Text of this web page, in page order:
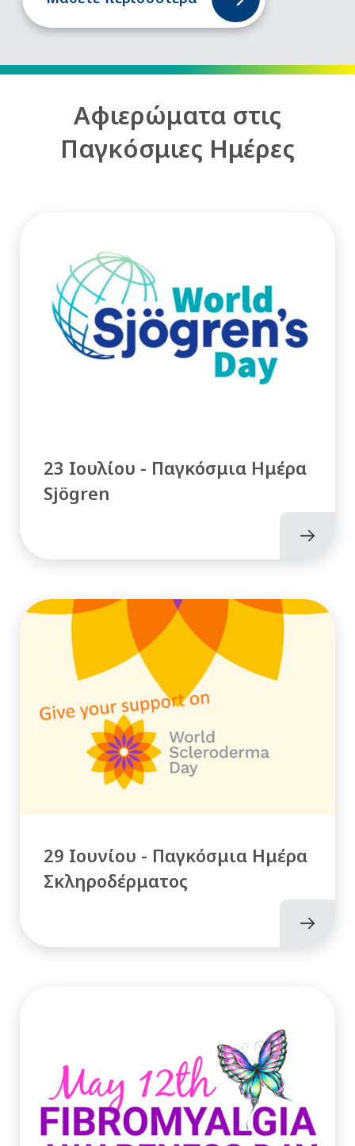
Αφιερώματα στις
Παγκόσμιες Ημέρες
23 Ιουλίου - Παγκόσμια Ημέρα
Sjögren
29 Ιουνίου - Παγκόσμια Ημέρα
Σκληροδέρματος